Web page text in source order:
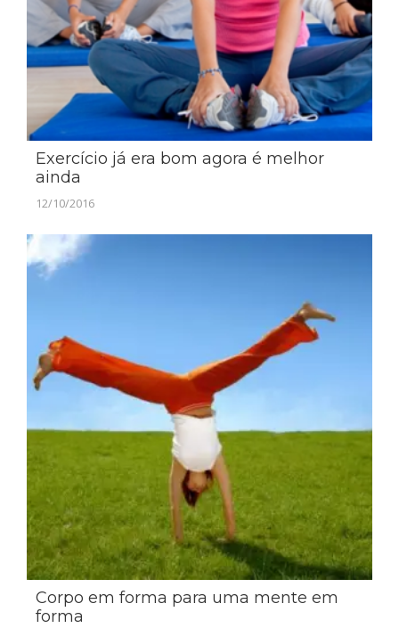
Exercício já era bom agora é melhor
ainda
12/10/2016
Corpo em forma para uma mente em
forma